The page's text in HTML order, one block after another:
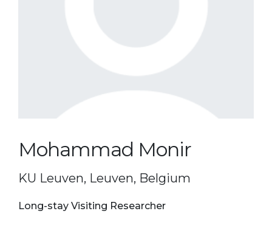
Mohammad Monir
KU Leuven, Leuven, Belgium
Long-stay Visiting Researcher